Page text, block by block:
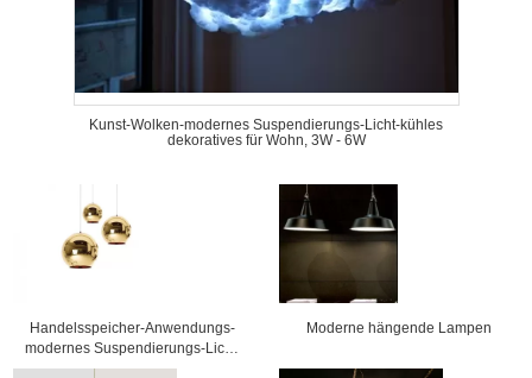
Kunst-Wolken-modernes Suspendierungs-Licht-kühles
dekoratives für Wohn, 3W - 6W
Handelsspeicher-Anwendungs-
modernes Suspendierungs-Licht-
hängende Glaslampe
Moderne hängende Lampen